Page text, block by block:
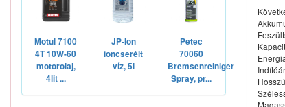
Motul 7100
4T 10W-60
motorolaj,
4lit ...
JP-Ion
ioncserélt
víz, 5l
Petec
70060
Bremsenreiniger
Spray, pr...